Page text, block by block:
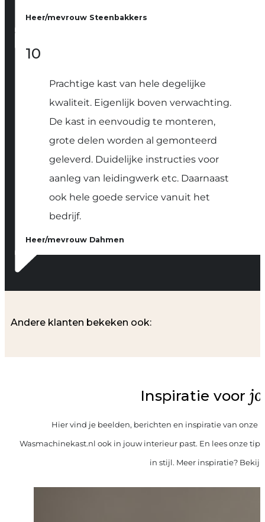
Heer/mevrouw Steenbakkers
10
Prachtige kast van hele degelijke
kwaliteit. Eigenlijk boven verwachting.
De kast in eenvoudig te monteren,
grote delen worden al gemonteerd
geleverd. Duidelijke instructies voor
aanleg van leidingwerk etc. Daarnaast
ook hele goede service vanuit het
bedrijf.
Heer/mevrouw Dahmen
Andere klanten bekeken ook:
Inspiratie voor
Hier vind je beelden, berichten en inspiratie van onze
Wasmachinekast.nl ook in jouw interieur past. En lees onze
in stijl. Meer inspiratie?